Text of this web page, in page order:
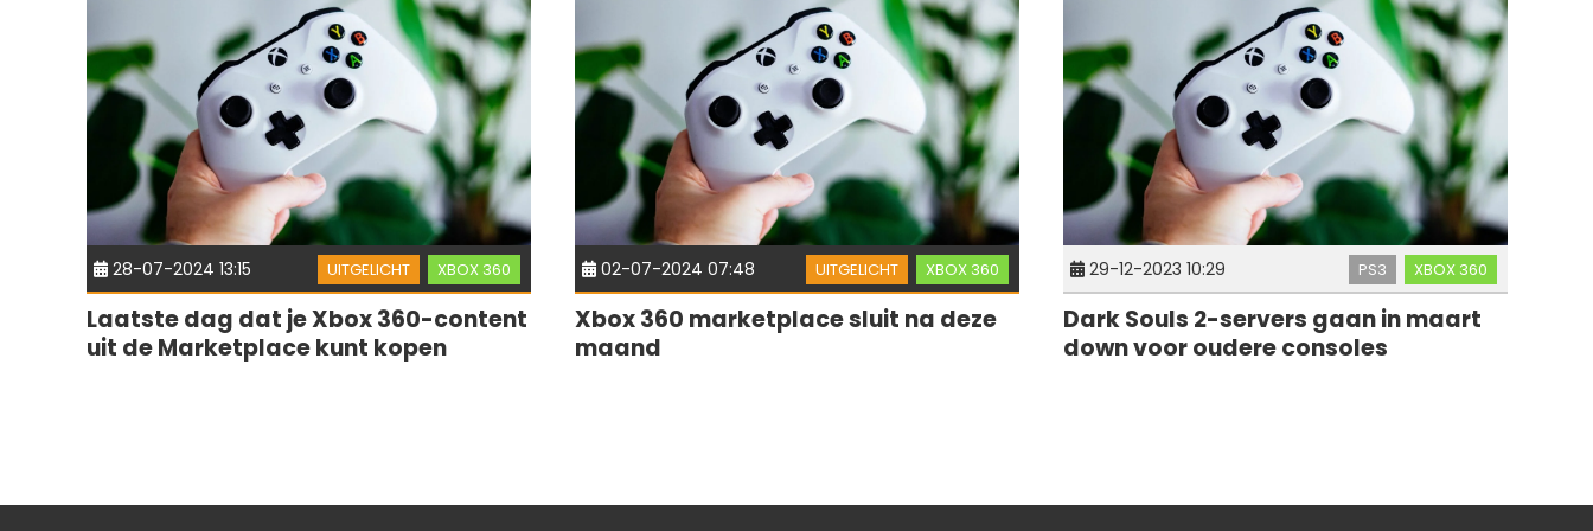
28-07-2024 13:15 UITGELICHT XBOX 360
Laatste dag dat je Xbox 360-content
uit de Marketplace kunt kopen
02-07-2024 07:48 UITGELICHT XBOX 360
Xbox 360 marketplace sluit na deze
maand
29-12-2023 10:29 PS3 XBOX 360
Dark Souls 2-servers gaan in maart
down voor oudere consoles